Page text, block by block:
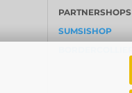
PARTNERSHOPS
SUMSISHOP